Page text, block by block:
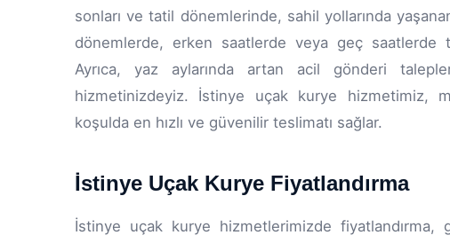
sonları ve tatil dönemlerinde, sahil yollarında
dönemlerde, erken saatlerde veya geç saatlerde
Ayrıca, yaz aylarında artan acil gönderi
hizmetinizdeyiz. İstinye uçak kurye hizmetimiz,
koşulda en hızlı ve güvenilir teslimatı sağlar.
İstinye Uçak Kurye Fiyatlandırma
İstinye uçak kurye hizmetlerimizde fiyatlandırma,